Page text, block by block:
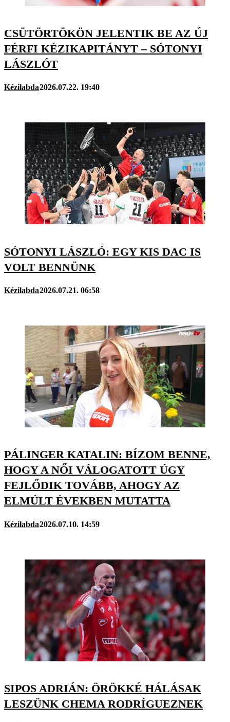
CSÜTÖRTÖKÖN JELENTIK BE AZ ÚJ
FÉRFI KÉZIKAPITÁNYT – SÓTONYI
LÁSZLÓT
Kézilabda2026.07.22. 19:40
SÓTONYI LÁSZLÓ: EGY KIS DAC IS
VOLT BENNÜNK
Kézilabda2026.07.21. 06:58
PÁLINGER KATALIN: BÍZOM BENNE,
HOGY A NŐI VÁLOGATOTT ÚGY
FEJLŐDIK TOVÁBB, AHOGY AZ
ELMÚLT ÉVEKBEN MUTATTA
Kézilabda2026.07.10. 14:59
SIPOS ADRIÁN: ÖRÖKKÉ HÁLÁSAK
LESZÜNK CHEMA RODRÍGUEZNEK